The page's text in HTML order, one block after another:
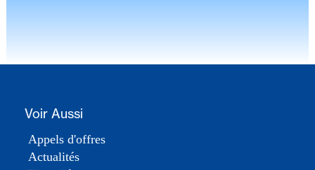
Voir Aussi
Appels d'offres
Actualités